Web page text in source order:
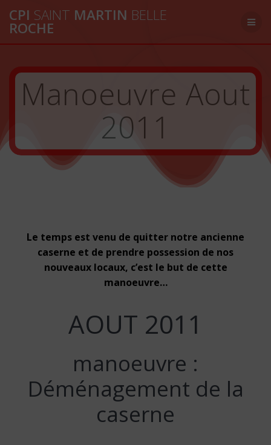
au
CPI SAINT MARTIN BELLE
ROCHE
Manoeuvre Aout
2011
Le temps est venu de quitter notre ancienne
caserne et de prendre possession de nos
nouveaux locaux, c’est le but de cette
manoeuvre…
AOUT 2011
manoeuvre :
Déménagement de la
caserne